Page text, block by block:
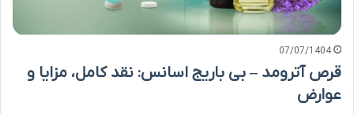
07/07/1404
قرص آترومد – بی باریج اسانس: نقد کامل، مزایا و
عوارض